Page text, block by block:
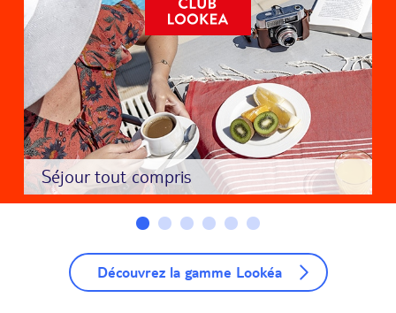
Séjour tout compris
Découvrez la gamme Lookéa